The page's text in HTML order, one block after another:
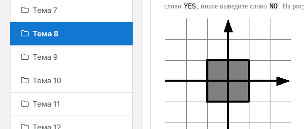
Тема 7
Тема 8
Тема 9
Тема 10
Тема 11
слово YES , иначе выведите слово NO . На